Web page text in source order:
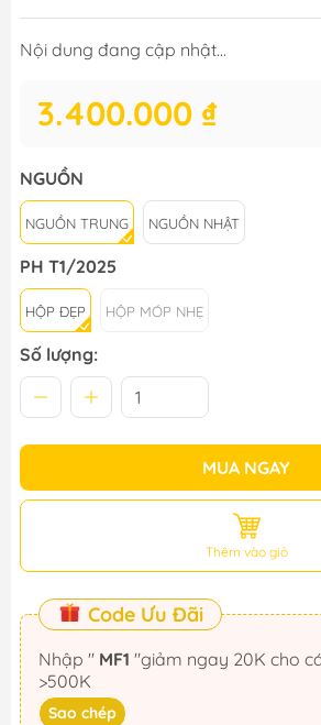
Nội dung đang cập nhật...
3.400.000 ₫
NGUỒN
NGUỒN TRUNG NGUỒN NHẬT
PH T1/2025
HỘP ĐẸP HỘP MÓP NHẸ
Số lượng:
MUA NGAY
Thêm vào giỏ
Code Ưu Đãi
Nhập " MF1
>500K
Sao chép